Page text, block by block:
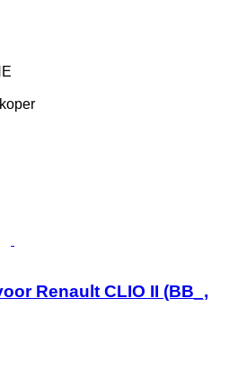
Renault CLIO II (BB_,